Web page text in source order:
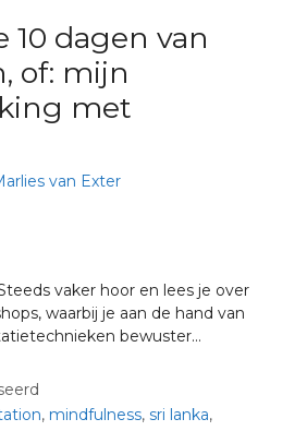
10 dagen van
of: mijn
met
van Exter
vaker hoor en lees je over
waarbij je aan de hand van
bewuster…
, mindfulness,sri lanka,